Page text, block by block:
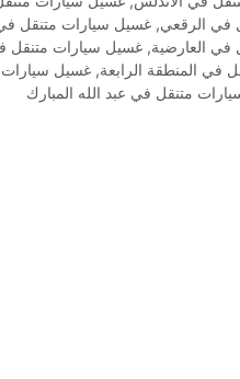
في الرقعي, غسيل سيارات متنقل في
العارضية, غسيل سيارات متنقل
في المنطقة الرابعة, غسيل
متنقل في عبد الله المبارك